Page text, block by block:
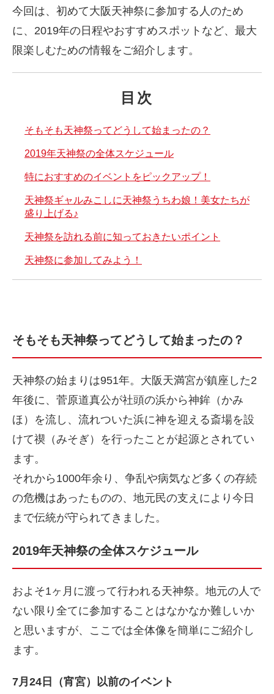
今回は、初めて大阪天神祭に参加する人のため
に、2019年の日程やおすすめスポットなど、最大
限楽しむための情報をご紹介します。
目次
そもそも天神祭ってどうして始まったの？
2019年天神祭の全体スケジュール
特におすすめのイベントをピックアップ！
天神祭ギャルみこしに天神祭うちわ娘！美女たちが
盛り上げる♪
天神祭を訪れる前に知っておきたいポイント
天神祭に参加してみよう！
そもそも天神祭ってどうして始まったの？
天神祭の始まりは951年。大阪天満宮が鎮座した2
年後に、菅原道真公が社頭の浜から神鉾（かみ
ほ）を流し、流れついた浜に神を迎える斎場を設
けて禊（みそぎ）を行ったことが起源とされてい
ます。
それから1000年余り、争乱や病気など多くの存続
の危機はあったものの、地元民の支えにより今日
まで伝統が守られてきました。
2019年天神祭の全体スケジュール
およそ1ヶ月に渡って行われる天神祭。地元の人で
ない限り全てに参加することはなかなか難しいか
と思いますが、ここでは全体像を簡単にご紹介し
ます。
7月24日（宵宮）以前のイベント